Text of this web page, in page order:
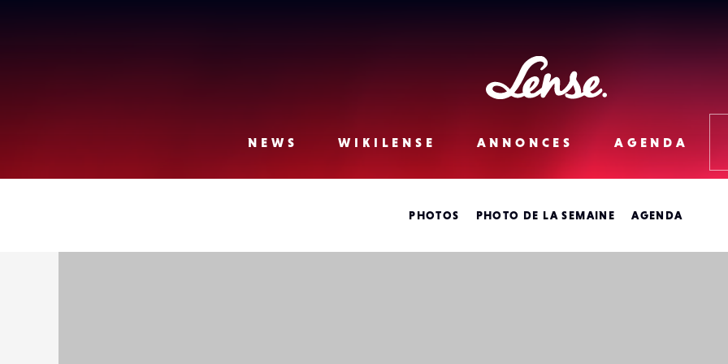
Lense
NEWS WIKILENSE ANNONCES AGENDA
PHOTOS PHOTO DE LA SEMAINE AGENDA